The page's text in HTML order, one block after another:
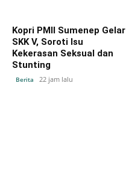
Kopri PMII Sumenep Gelar
SKK V, Soroti Isu
Kekerasan Seksual dan
Stunting
Berita 22 jam lalu